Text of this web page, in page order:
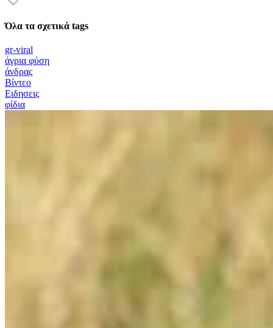
Όλα τα σχετικά tags
gr-viral
άγρια φύση
άνδρας
Βίντεο
Ειδησεις
φίδια